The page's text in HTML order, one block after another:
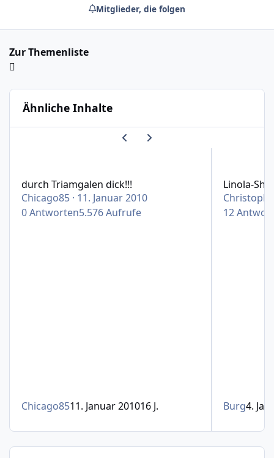
Mitglieder, die folgen
Zur Themenliste
Ähnliche Inhalte
Vorherige Karussell-Folie
Nächste Karussell-Folie
durch Triamgalen dick!!!
Chicago85 · 11. Januar 2010
0Antworten5.576Aufrufe
Chicago8511. Januar 201016 J.
Linola-
12
Burg4.